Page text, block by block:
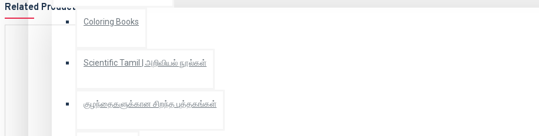
Coloring Books
Scientific Tamil | அறிவியல் நூல்கள்
குழந்தைகளுக்கான சிறந்த புத்தகங்கள்
Related Products